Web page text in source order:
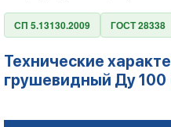
СП 5.13130.2009 ГОСТ 28338
Технические
грушевидный Ду 100